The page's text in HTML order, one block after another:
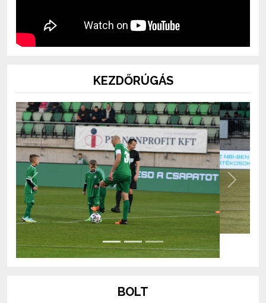
KEZDŐRÚGÁS
Previous Next